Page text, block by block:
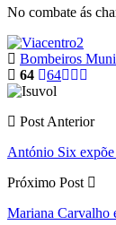
No combate ás
Bombeiros
64
64
Post Anterior
António Six expõe
Próximo Post
Mariana Carvalho